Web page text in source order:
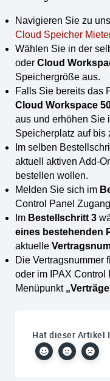
Navigieren Sie zu
Cloud Speicher
Wählen Sie in der
oder Cloud
Speichergröße aus.
Falls Sie bereits das
Cloud Workspace
aus und erhöhen Sie
Speicherplatz auf bis
Im selben
aktuell aktiven Add-
bestellen wollen.
Melden Sie sich im
Control Panel
Im Bestellschritt 3
eines bestehenden
aktuelle
Die Vertragsnummer
oder im IPAX Control
Menüpunkt
Hat dieser Artikel